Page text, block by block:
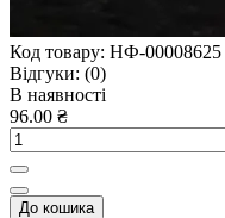
Код товару: НФ-00008625
Відгуки: (0)
В наявності
96.00 ₴
До кошика